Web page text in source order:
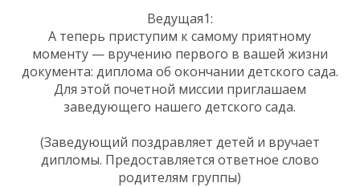
Ведущая1:
А теперь приступим к самому приятному
моменту — вручению первого в вашей жизни
документа: диплома об окончании детского сада.
Для этой почетной миссии приглашаем
заведующего нашего детского сада.
(Заведующий поздравляет детей и вручает
дипломы. Предоставляется ответное слово
родителям группы)